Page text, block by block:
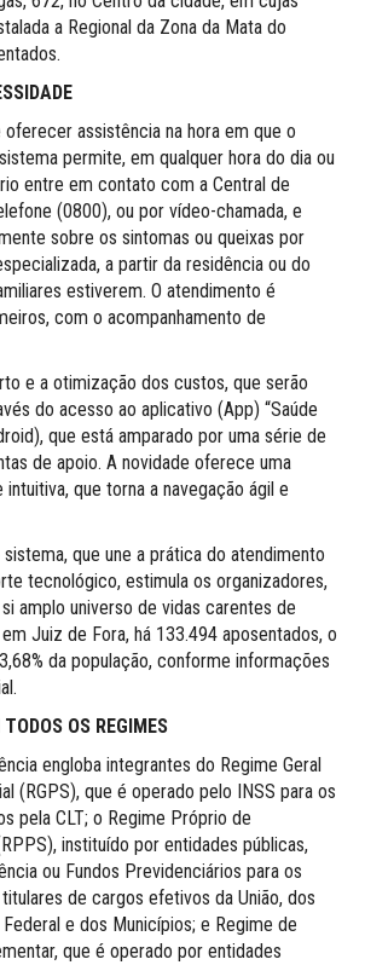
a Regional da Zona da Mata do
oferecer assistência na hora em que o
permite, em qualquer hora do dia ou
entre em contato com a Central de
(0800), ou por vídeo-chamada, e
sobre os sintomas ou queixas por
a partir da residência ou do
estiverem. O atendimento é
com o acompanhamento de
e a otimização dos custos, que serão
do acesso ao aplicativo (App) “Saúde
que está amparado por uma série de
de apoio. A novidade oferece uma
que torna a navegação ágil e
que une a prática do atendimento
tecnológico, estimula os organizadores,
amplo universo de vidas carentes de
Juiz de Fora, há 133.494 aposentados, o
da população, conforme informações
OS REGIMES
engloba integrantes do Regime Geral
(RGPS), que é operado pelo INSS para os
pela CLT; o Regime Próprio de
instituído por entidades públicas,
ou Fundos Previdenciários para os
de cargos efetivos da União, dos
e dos Municípios; e Regime de
que é operado por entidades